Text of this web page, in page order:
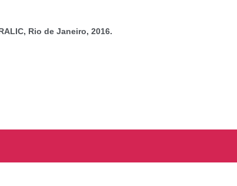
Rio de Janeiro, 2016.